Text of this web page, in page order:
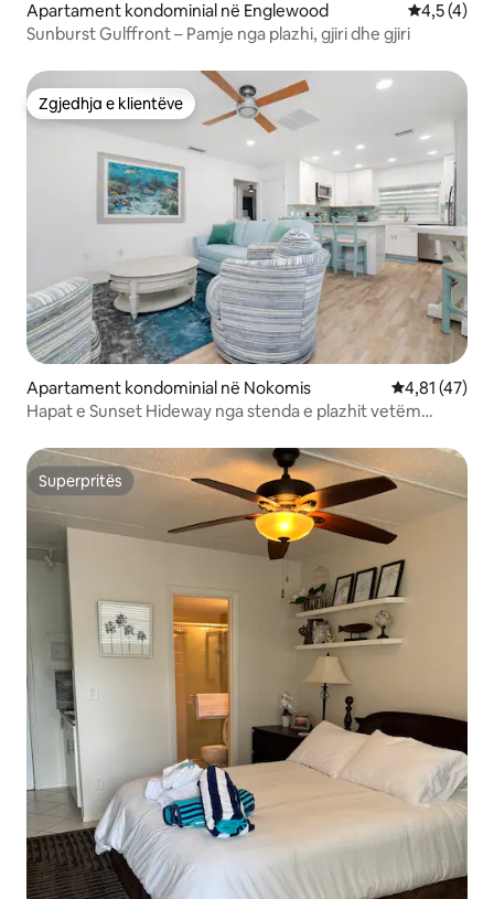
Apartament kondominial në Englewood Vlerësimi
4,5 (4)
Sunburst Gulffront – Pamje nga plazhi, gjiri dhe gjiri
Zgjedhja e klientëve
Zgjedhja e klientëve
Apartament kondominial në Nokomis Vlerësimi
4,81 (47)
Hapat e Sunset Hideway nga stenda e plazhit vetëm
Superpritës
Superpritës